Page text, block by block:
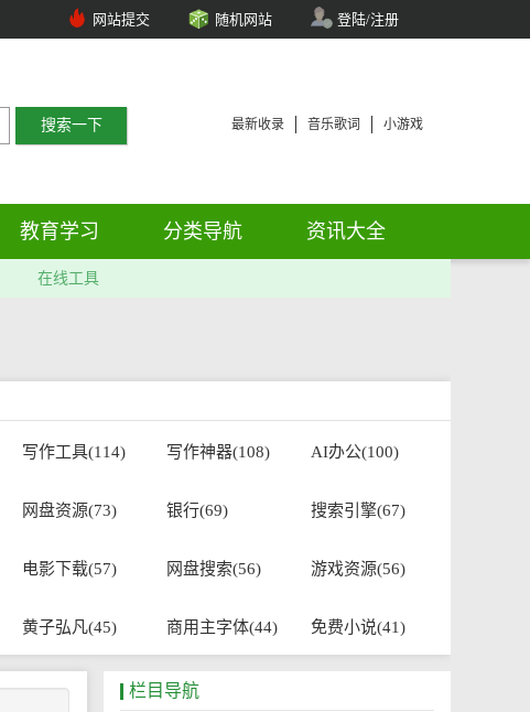
网站提交 随机网站 登陆/注册
最新收录 音乐歌词 小游戏
教育学习 分类导航 资讯大全
在线工具
写作工具(114) 写作神器(108) AI办公(100)
网盘资源(73) 银行(69) 搜索引擎(67)
电影下载(57) 网盘搜索(56) 游戏资源(56)
黄子弘凡(45) 商用主字体(44) 免费小说(41)
栏目导航